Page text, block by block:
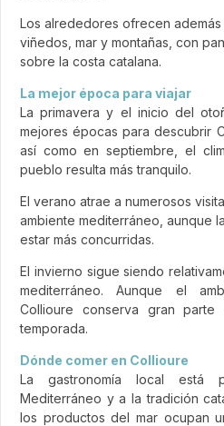
Los alrededores ofrecen
viñedos, mar y montañas, con
sobre la costa catalana.
La mejor época para viajar
La primavera y el inicio del
mejores épocas para descubrir
así como en septiembre, el
pueblo resulta más tranquilo.
El verano atrae a numerosos
ambiente mediterráneo, aunque
estar más concurridas.
El invierno sigue siendo
mediterráneo. Aunque el
Collioure conserva gran
temporada.
Dónde comer en Collioure
La gastronomía local está
Mediterráneo y a la tradición
los productos del mar ocupan